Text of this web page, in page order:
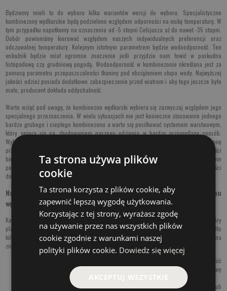
Będziemy mieli tu do wyboru kilka wariantów wersji do wyboru. Specjalistyczne
kombinezony wędkarskie będą podzielone względem odporności na niską temperaturę. W
tym przypadku napotkamy na oznaczenia od -5 stopni Celsjusza aż do nawet -35 stopni.
Dobór powinniśmy kierować względem naszych indywidualnych preferencji oraz
odczuwalnej temperatury. Kolejnym istotnym parametrem będzie wodoodporność. Ten
wskaźnik będzie miał ogromne znaczenie jeśli przyjdzie nam łowić w paskudna
listopadową czy grudniową pogodą. Wodoodporność w kombinezonie określana jest za
pomocą parametru przepuszczalności tkaniny pod obciążeniem słupa wody. Najwyższej
jakości odzież posiada dodatkowo zabezpieczenie przed wiatrem i aby tego jeszcze było
mało, producent dokłada oddychalność.
Warto wziąć pod uwagę, że kombinezon wędkarski wybiera się zazwyczaj względem jego
specjalnego przeznaczenia. W wielu sytuacjach nie jest konieczne stosowanie jednego
bardzo grubego i ciepłego kombinezonu a warto się posiłkować systemem warstwowym,
który opiera się na zbudowaniem naszego odzienia w bardzo przemyślany sposób.
Wykorzystując poszczególne warstwy odzieży Norfin uzyskamy bardzo skuteczna ochronę
przed zimnem, wiatrem czy deszczem. Przykładowo korzystając z najwyższej jakości
bielizny termicznej, połączonej z ciepłą kurtką uszykujemy bardzo skuteczny system
pozwalający utrzymać ciepło a kombinezon pełni funkcję izolacyjną oraz oczywiści
dodatkowo termiczną.
Najważniejsze właściwości i zastosowanie kombinezonu
wędkarskiego zimowego
Kombinezon wędkarski na zimę to niezbędny element ubioru dla każdego wędkarza, który
planuje łowić ryby w zimnych warunkach, zwłaszcza podczas wędkowania na lodzie. Oto
kilka rzeczy, które warto wziąć pod uwagę przy wyborze kombinezonu wędkarskiego na
zimę:
: Kombinezon powinien być dobrze ocieplany, by chronić
przed niskimi temperaturami. Wiele kombinezonów ma specjalne warstwy
izolacyjne, które zapewniają ciepło nawet w bardzo niskich temperaturach.
Dobrze jest, aby kombinezon był wodoodporny lub
Ta strona używa plików
cookie
Ta strona korzysta z plików cookie, aby
zapewnić lepszą wygodę użytkowania.
Korzystając z tej strony, wyrażasz zgodę
na używanie przez nas wszystkich plików
cookie zgodnie z warunkami naszej
polityki plików cookie. Dowiedz się więcej
AKCEPTUJ WSZYSTKIE